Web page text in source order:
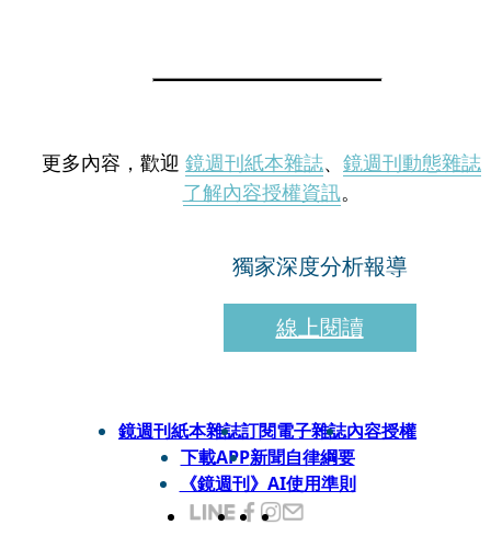
更多內容，歡迎 鏡週刊紙本雜誌、 鏡週刊動態雜誌
了解內容授權資訊。
獨家深度分析報導
線上閱讀
鏡週刊紙本雜誌訂閱電子雜誌內容授權
下載APP新聞自律綱要
《鏡週刊》AI使用準則